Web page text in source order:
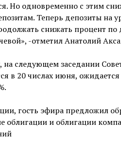
Но одновременно с этим
Теперь депозиты на
снижать процент по
-отметил Анатолий
на следующем заседании
в 20 числах июня,
гость эфира предложил
облигации и облигации